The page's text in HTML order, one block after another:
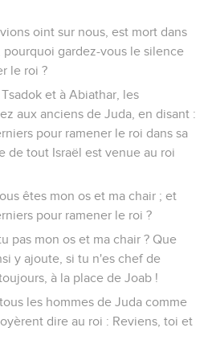
oint sur nous, est mort dans
gardez-vous le silence
le roi ?
et à Abiathar, les
aux anciens de Juda, en disant :
pour ramener le roi dans sa
de tout Israël est venue au roi
êtes mon os et ma chair ; et
pour ramener le roi ?
pas mon os et ma chair ? Que
y ajoute, si tu n'es chef de
à la place de Joab !
les hommes de Juda comme
dire au roi : Reviens, toi et